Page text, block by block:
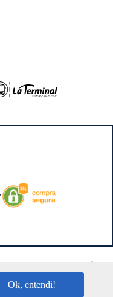
Ok, entendi!